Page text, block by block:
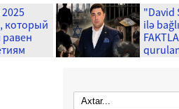
2025
который
равен
"David
ilə